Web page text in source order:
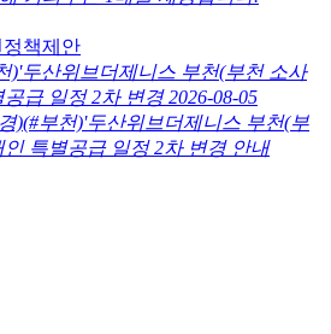
정책제안
)'두산위브더제니스 부천(부천 소사
공급 일정 2차 변경2026-08-05
)(#부천)'두산위브더제니스 부천(부
특별공급 일정 2차 변경 안내